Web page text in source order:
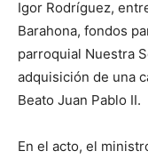
Igor Rodríguez,
Barahona, fondos
parroquial Nuestra
adquisición de una
Beato Juan Pablo II.
En el acto, el